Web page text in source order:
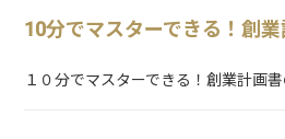
10分でマスターできる！創
１０分でマスターできる！創業計画